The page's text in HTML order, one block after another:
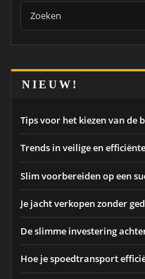
NIEUW!
Tips voor het kiezen van
Trends in veilige en
Slim voorbereiden op een
Je jacht verkopen zonder
De slimme investering
Hoe je spoedtransport